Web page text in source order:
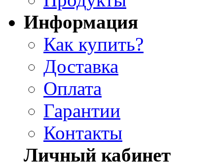
Информация
Как купить?
Доставка
Оплата
Гарантии
Контакты
Личный кабинет